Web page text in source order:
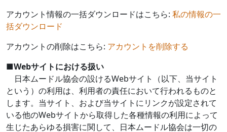
アカウント情報の一括ダウンロードはこちら: 私の情報の一
括ダウンロード
アカウントの削除はこちら: アカウントを削除する
■Webサイトにおける扱い
日本ムードル協会の設けるWebサイト（以下、当サイト
という）の利用は、利用者の責任において行われるものと
します。当サイト、および当サイトにリンクが設定されて
いる他のWebサイトから取得した各種情報の利用によって
生じたあらゆる損害に関して、日本ムードル協会は一切の